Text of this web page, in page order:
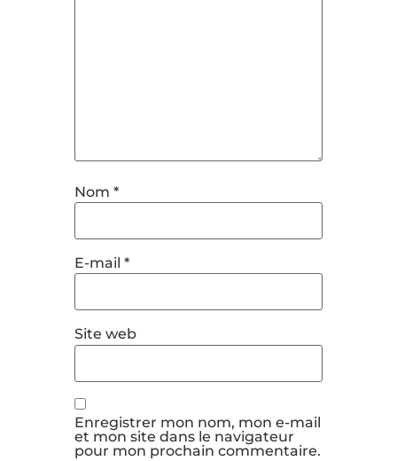
Nom *
E-mail *
Site web
Enregistrer mon nom, mon e-mail
et mon site dans le navigateur
pour mon prochain commentaire.